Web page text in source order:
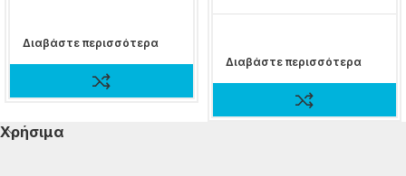
Διαβάστε περισσότερα
Διαβάστε περισσότερα
Χρήσιμα